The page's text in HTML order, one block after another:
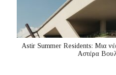
Astir Summer Residents: Μια
Αστέρα